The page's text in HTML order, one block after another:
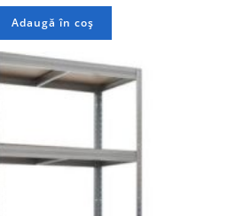
Adaugă în coș